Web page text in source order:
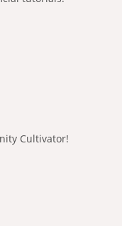
Cultivator!